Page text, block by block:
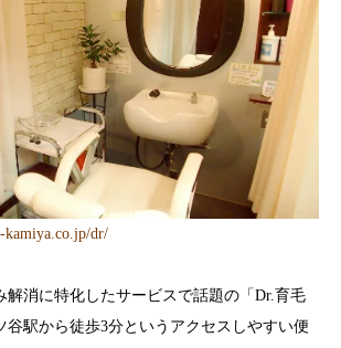
kamiya.co.jp/dr/
解消に特化したサービスで話題の「Dr.育毛
谷駅から徒歩3分というアクセスしやすい便